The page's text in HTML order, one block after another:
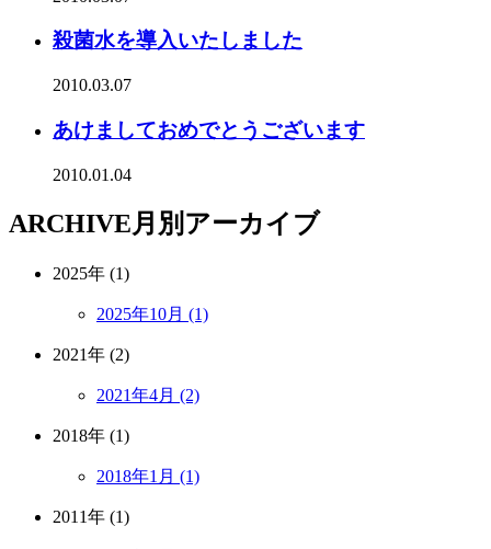
殺菌水を導入いたしました
2010.03.07
あけましておめでとうございます
2010.01.04
ARCHIVE月別アーカイブ
2025年 (1)
2025年10月 (1)
2021年 (2)
2021年4月 (2)
2018年 (1)
2018年1月 (1)
2011年 (1)